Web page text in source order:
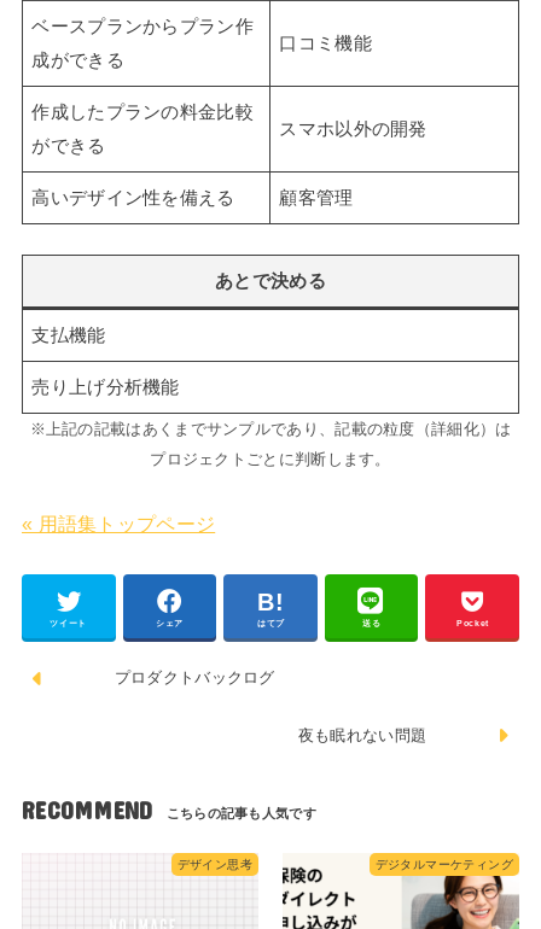
ベースプランからプラン作
成ができる
口コミ機能
作成したプランの料金比較
ができる
スマホ以外の開発
高いデザイン性を備える 顧客管理
あとで決める
支払機能
売り上げ分析機能
※上記の記載はあくまでサンプルであり、記載の粒度（詳細化）は
プロジェクトごとに判断します。
« 用語集トップページ
ツイート シェア はてブ 送る Pocket
プロダクトバックログ
夜も眠れない問題
RECOMMEND
デザイン思考 デジタルマーケティング